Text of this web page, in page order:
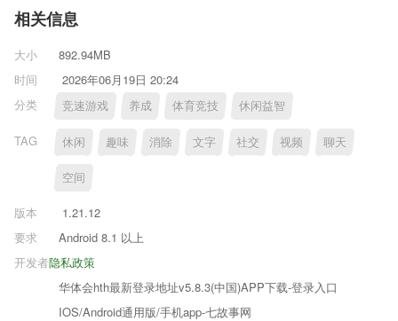
相关信息
大小
892.94MB
时间
2026年06月19日 20:24
分类
竞速游戏 养成 体育竞技 休闲益智
TAG 休闲 趣味 消除 文字 社交 视频 聊天
空间
版本
1.21.12
要求
Android 8.1 以上
隐私政策
开发者
华体会hth最新登录地址v5.8.3(中国)APP下载-登录入口
IOS/Android通用版/手机app-七故事网